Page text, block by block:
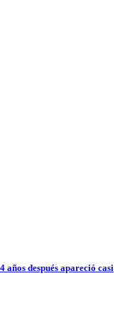
años después apareció casi